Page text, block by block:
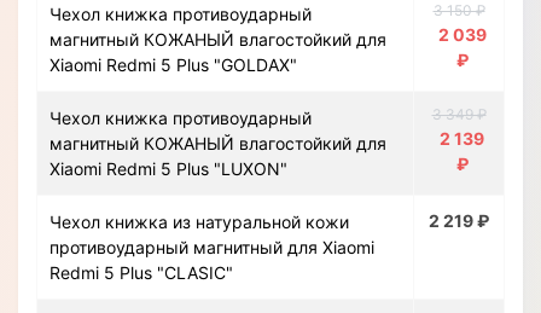
Чехол книжка противоударный
магнитный КОЖАНЫЙ влагостойкий для
Xiaomi Redmi 5 Plus "GOLDAX"
3 150 ₽
2 039
₽
Чехол книжка противоударный
магнитный КОЖАНЫЙ влагостойкий для
Xiaomi Redmi 5 Plus "LUXON"
3 349 ₽
2 139
₽
Чехол книжка из натуральной кожи
противоударный магнитный для Xiaomi
Redmi 5 Plus "CLASIC"
2 219 ₽